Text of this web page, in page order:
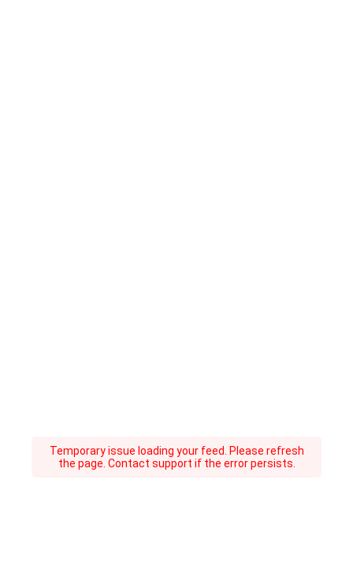
Temporary issue loading your feed. Please refresh
the page. Contact support if the error persists.